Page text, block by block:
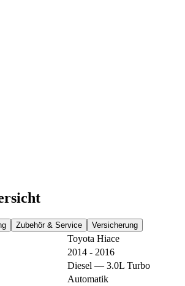
Zubehör & Service Versicherung
Toyota Hiace
2014 - 2016
Diesel — 3.0L Turbo
Automatik